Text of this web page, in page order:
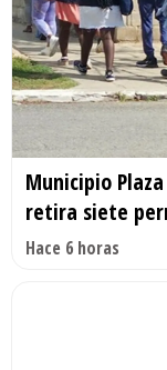
Municipio
retira siete
Hace 6 horas